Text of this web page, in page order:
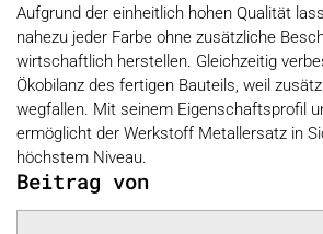
Aufgrund der einheitlich hohen Qualität
nahezu jeder Farbe ohne zusätzliche
wirtschaftlich herstellen. Gleichzeitig
Ökobilanz des fertigen Bauteils, weil
wegfallen. Mit seinem Eigenschaftsprofil
ermöglicht der Werkstoff Metallersatz in
höchstem Niveau.
Beitrag von